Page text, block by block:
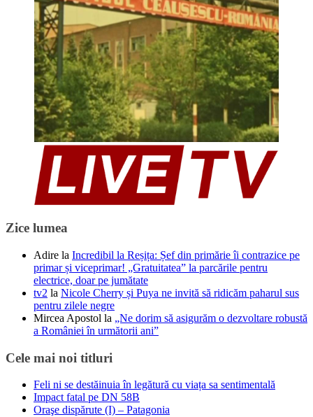
Zice lumea
Adire la Incredibil la Reșița: Șef din primărie îi contrazice pe
primar și viceprimar! „Gratuitatea” la parcările pentru
electrice, doar pe jumătate
tv2 la Nicole Cherry și Puya ne invită să ridicăm paharul sus
pentru zilele negre
Mircea Apostol la „Ne dorim să asigurăm o dezvoltare robustă
a României în următorii ani”
Cele mai noi titluri
Feli ni se destăinuia în legătură cu viața sa sentimentală
Impact fatal pe DN 58B
Oraşe dispărute (I) – Patagonia